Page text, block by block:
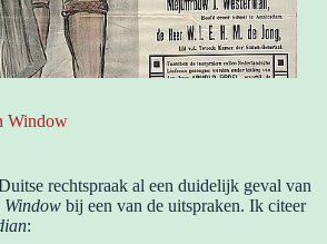
Window
rechtspraak al een duidelijk geval van
bij een van de uitspraken. Ik citeer
: